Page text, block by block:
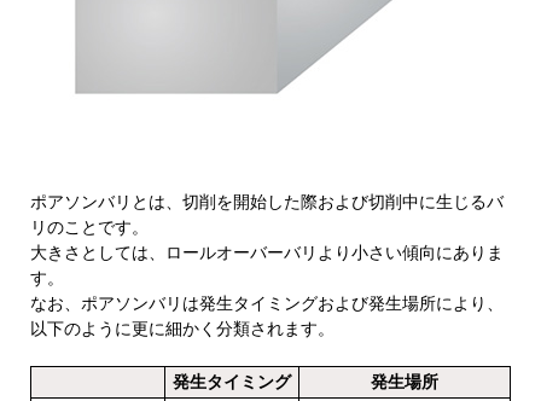
ポアソンバリとは、切削を開始した際および切削中に生じるバ
リのことです。
大きさとしては、ロールオーバーバリより小さい傾向にありま
す。
なお、ポアソンバリは発生タイミングおよび発生場所により、
以下のように更に細かく分類されます。
発生タイミング
発生場所